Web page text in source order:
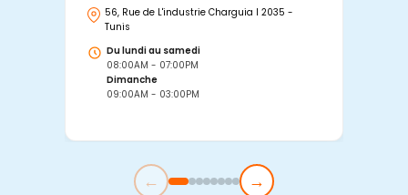
56, Rue de L'industrie Charguia I 2035 -
Tunis
Du lundi au samedi
08:00AM - 07:00PM
Dimanche
09:00AM - 03:00PM
← →